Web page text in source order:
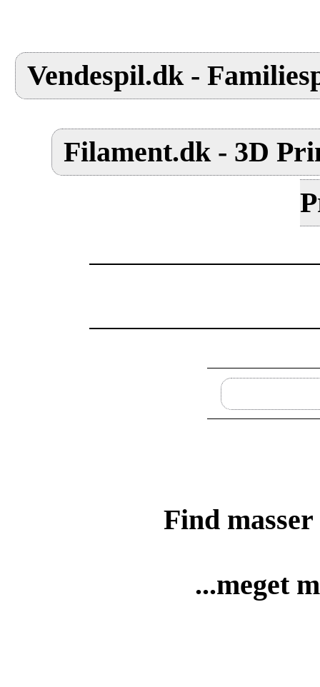
Vendespil.dk -
Filament.dk - 3D
Find
...meget